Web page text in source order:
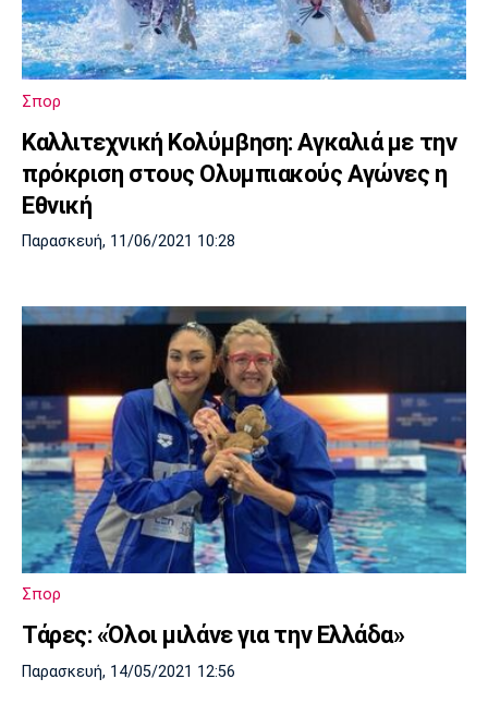
Σπορ
Καλλιτεχνική Κολύμβηση: Αγκαλιά με την
πρόκριση στους Ολυμπιακούς Αγώνες η
Εθνική
Παρασκευή, 11/06/2021 10:28
Σπορ
Τάρες: «Όλοι μιλάνε για την Ελλάδα»
Παρασκευή, 14/05/2021 12:56